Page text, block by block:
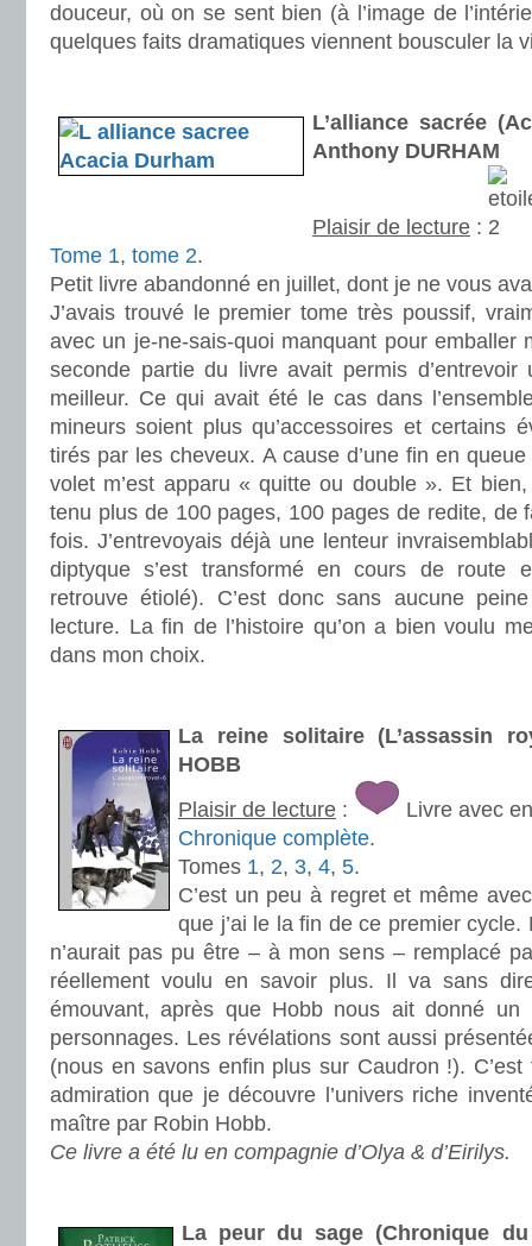
douceur, où on se sent bien (à l’image de
quelques faits dramatiques viennent bousculer la
L’alliance sacrée
Anthony DURHAM
Plaisir de lecture :
Tome 1, tome 2.
Petit livre abandonné en juillet, dont je ne vous
J’avais trouvé le premier tome très poussif,
avec un je-ne-sais-quoi manquant pour
seconde partie du livre avait permis d’entrevoir
meilleur. Ce qui avait été le cas dans
mineurs soient plus qu’accessoires et certains
tirés par les cheveux. A cause d’une fin en
volet m’est apparu « quitte ou double ». Et bien,
tenu plus de 100 pages, 100 pages de redite, de
fois. J’entrevoyais déjà une lenteur
diptyque s’est transformé en cours de route
retrouve étiolé). C’est donc sans aucune
lecture. La fin de l’histoire qu’on a bien voulu
dans mon choix.
La reine solitaire (L’assassin
HOBB
Plaisir de lecture :
Livre avec
Chronique complète.
Tomes 1, 2, 3, 4, 5.
C’est un peu à regret et même
que j’ai le la fin de ce premier
n’aurait pas pu être – à mon sens – remplacé
réellement voulu en savoir plus. Il va sans
émouvant, après que Hobb nous ait donné un
personnages. Les révélations sont aussi
(nous en savons enfin plus sur Caudron !).
admiration que je découvre l’univers riche
maître par Robin Hobb.
Ce livre a été lu en compagnie d’Olya & d’Eirilys.
La peur du sage (Chronique